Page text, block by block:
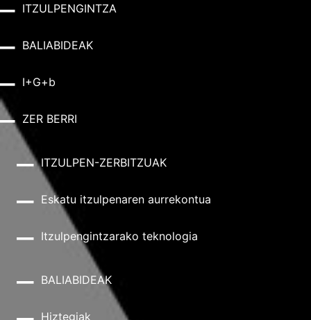
ITZULPENGINTZA
BALIABIDEAK
I+G+b
ZER BERRI
ITZULPEN-ZERBITZUAK
Eskatu itzulpenaren aurrekontua
Itzulpengintzarako teknologia
BALIABIDEAK
Hiztegiak